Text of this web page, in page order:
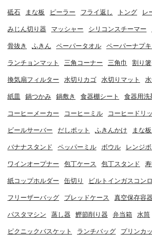
砥石 まな板 ピーラー フライ返し トング レ
みじん切り器 マッシャー シリコンスチーマー
骨抜き ふきん ペーパータオル ペーパーナプ
ランチョンマット 三角コーナー 三角巾 割り箸
換気扇フィルター 水切りカゴ 水切りマット
紙皿 鍋つかみ 鍋敷き 食器棚シート 食器用洗
コーヒーメーカー コーヒーミル コーヒードリ
ビールサーバー だしポット ふきんかけ まな
バナナスタンド ペッパーミル ボウル レンジ
ワインオープナー 包丁ケース 包丁スタンド
紙コップホルダー 缶切り ビルトインガスコンロ
フリーザーバッグ ブレッドケース 真空保存容器
パスタマシン 蒸し器 鰹節削り器 弁当箱 水筒
ピクニックバスケット ランチバッグ プリンカ